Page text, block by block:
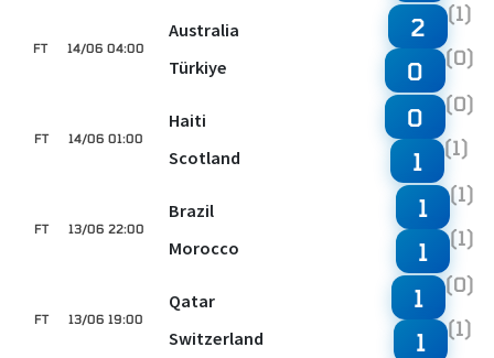
14/06 04:00
FT
Australia
Türkiye
2 (1)
0 (0)
14/06 01:00
FT
Haiti
Scotland
0 (0)
1 (1)
13/06 22:00
FT
Brazil
Morocco
1 (1)
1 (1)
13/06 19:00
FT
Qatar
Switzerland
1 (0)
1 (1)